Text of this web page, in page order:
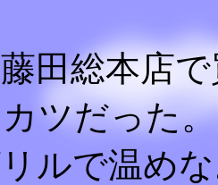
田総本店
ツだった。
ルで温め